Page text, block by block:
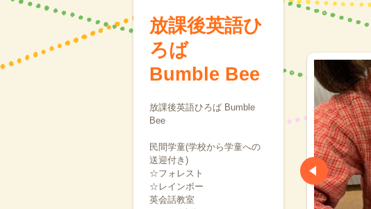
放課後英語ひ
ろば
Bumble Bee
放課後英語ひろば Bumble
Bee
民間学童(学校から学童への
送迎付き)
☆フォレスト
☆レインボー
英会話教室